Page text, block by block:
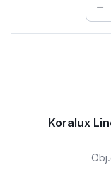
Koralux